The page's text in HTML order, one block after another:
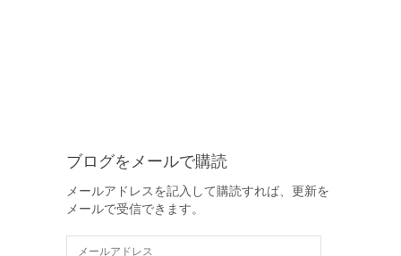
ブログをメールで購読
メールアドレスを記入して購読すれば、更新を
メールで受信できます。